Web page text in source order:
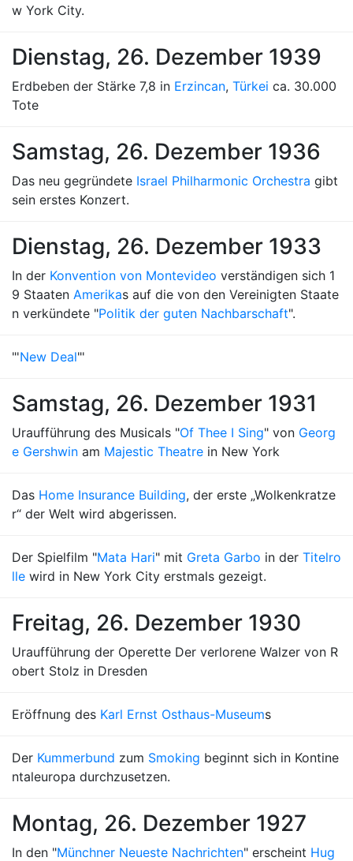
w York City.
Dienstag, 26. Dezember 1939
Erdbeben der Stärke 7,8 in Erzincan, Türkei ca. 30.000
Tote
Samstag, 26. Dezember 1936
Das neu gegründete Israel Philharmonic Orchestra gibt
sein erstes Konzert.
Dienstag, 26. Dezember 1933
In der Konvention von Montevideo verständigen sich 1
9 Staaten Amerikas auf die von den Vereinigten Staate
n verkündete "Politik der guten Nachbarschaft".
"'New Deal"'
Samstag, 26. Dezember 1931
Uraufführung des Musicals "Of Thee I Sing" von Georg
e Gershwin am Majestic Theatre in New York
Das Home Insurance Building, der erste „Wolkenkratze
r“ der Welt wird abgerissen.
Der Spielfilm "Mata Hari" mit Greta Garbo in der Titelro
lle wird in New York City erstmals gezeigt.
Freitag, 26. Dezember 1930
Uraufführung der Operette Der verlorene Walzer von R
obert Stolz in Dresden
Eröffnung des Karl Ernst Osthaus-Museums
Der Kummerbund zum Smoking beginnt sich in Kontine
ntaleuropa durchzusetzen.
Montag, 26. Dezember 1927
In den "Münchner Neueste Nachrichten" erscheint Hug